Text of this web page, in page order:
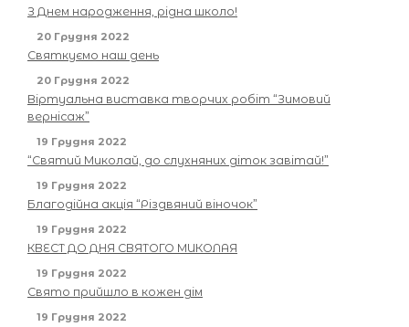
З Днем народження, рідна школо!
20 Грудня 2022
Святкуємо наш день
20 Грудня 2022
Віртуальна виставка творчих робіт “Зимовий
вернісаж”
19 Грудня 2022
“Святий Миколай, до слухняних діток завітай!”
19 Грудня 2022
Благодійна акція “Різдвяний віночок”
19 Грудня 2022
КВЕСТ ДО ДНЯ СВЯТОГО МИКОЛАЯ
19 Грудня 2022
Свято прийшло в кожен дім
19 Грудня 2022